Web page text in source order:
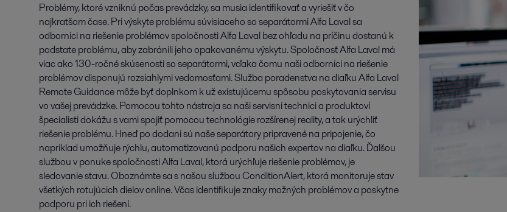
Problémy, ktoré vzniknú počas prevádzky, sa musia identifikovať a vyriešiť v čo
najkratšom čase. Pri výskyte problému súvisiaceho so separátormi Alfa Laval sa
odborníci na riešenie problémov spoločnosti Alfa Laval bez ohľadu na príčinu dostanú k
podstate problému, aby zabránili jeho opakovanému výskytu. Spoločnosť Alfa Laval má
viac ako 130-ročné skúsenosti so separátormi, vďaka čomu naši odborníci na riešenie
problémov disponujú rozsiahlymi vedomosťami. Služba poradenstva na diaľku Alfa Laval
Remote Guidance môže byť doplnkom k už existujúcemu spôsobu poskytovania servisu
vo vašej prevádzke. Pomocou tohto nástroja sa naši servisní technici a produktoví
špecialisti dokážu s vami spojiť pomocou technológie rozšírenej reality, a tak urýchliť
riešenie problému. Hneď po dodaní sú naše separátory pripravené na pripojenie, čo
napríklad umožňuje rýchlu, automatizovanú podporu našich expertov na diaľku. Ďalšou
službou v ponuke spoločnosti Alfa Laval, ktorá urýchľuje riešenie problémov, je
sledovanie stavu. Oboznámte sa s našou službou ConditionAlert, ktorá monitoruje stav
všetkých rotujúcich dielov online. Včas identifikuje znaky možných problémov a poskytne
podporu pri ich riešení.